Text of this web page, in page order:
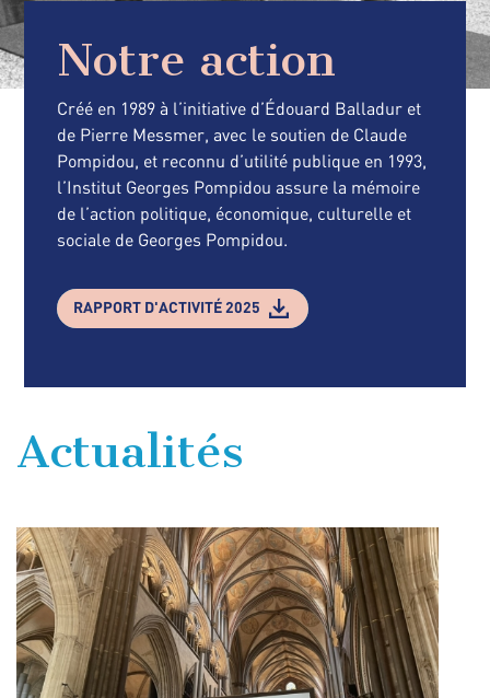
Notre action
Créé en 1989 à l’initiative d’Édouard Balladur et
de Pierre Messmer, avec le soutien de Claude
Pompidou, et reconnu d’utilité publique en 1993,
l’Institut Georges Pompidou assure la mémoire
de l’action politique, économique, culturelle et
sociale de Georges Pompidou.
RAPPORT D'ACTIVITÉ 2025
Actualités